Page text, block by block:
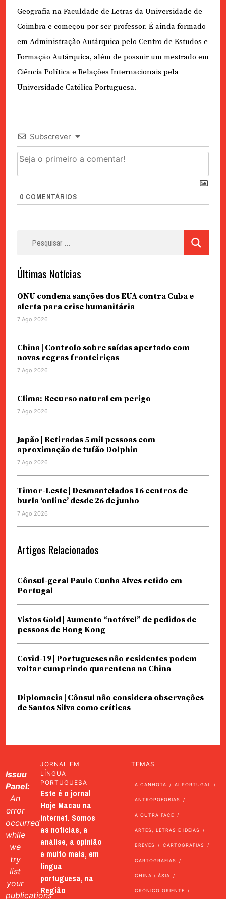
Geografia na Faculdade de Letras da Universidade de
Coimbra e começou por ser professor. É ainda formado
em Administração Autárquica pelo Centro de Estudos e
Formação Autárquica, além de possuir um mestrado em
Ciência Política e Relações Internacionais pela
Universidade Católica Portuguesa.
Subscrever
0 COMENTÁRIOS
Últimas Notícias
ONU condena sanções dos EUA contra Cuba e
alerta para crise humanitária
7 Ago 2026
China | Controlo sobre saídas apertado com
novas regras fronteiriças
7 Ago 2026
Clima: Recurso natural em perigo
7 Ago 2026
Japão | Retiradas 5 mil pessoas com
aproximação de tufão Dolphin
7 Ago 2026
Timor-Leste | Desmantelados 16 centros de
burla ‘online’ desde 26 de junho
7 Ago 2026
Artigos Relacionados
Cônsul-geral Paulo Cunha Alves retido em
Portugal
Vistos Gold | Aumento “notável” de pedidos de
pessoas de Hong Kong
Covid-19 | Portugueses não residentes podem
voltar cumprindo quarentena na China
Diplomacia | Cônsul não considera observações
de Santos Silva como críticas
Issuu
Panel:
An
error
occurred
while
we
try
list
your
publications
JORNAL EM
LÍNGUA
PORTUGUESA
Este é o jornal
Hoje Macau na
internet. Somos
as notícias, a
análise, a opinião
e muito mais, em
língua
portuguesa, na
Região
TEMAS
A CANHOTA AI PORTUGAL
ANTROPOFOBIAS
A OUTRA FACE
ARTES, LETRAS E IDEIAS
BREVES CARTOGRAFIAS
CARTOGRAFIAS
CHINA / ÁSIA
CRÓNICO ORIENTE